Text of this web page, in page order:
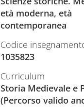
età moderna, età
contemporanea
Codice
1035823
Curriculum
Storia Medievale e
(Percorso valido